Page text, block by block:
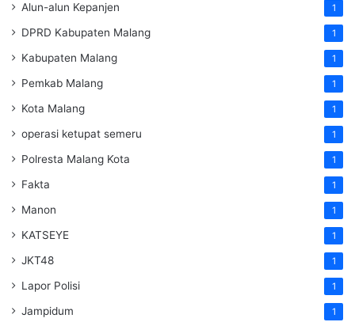
Alun-alun Kepanjen 1
DPRD Kabupaten Malang 1
Kabupaten Malang 1
Pemkab Malang 1
Kota Malang 1
operasi ketupat semeru 1
Polresta Malang Kota 1
Fakta 1
Manon 1
KATSEYE 1
JKT48 1
Lapor Polisi 1
Jampidum 1